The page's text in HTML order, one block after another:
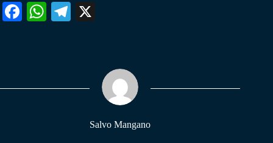
Fa W
pp
Te
m
Salvo Mangano